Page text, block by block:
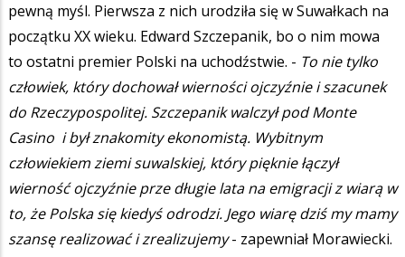
pewną myśl. Pierwsza z nich urodziła się w Suwałkach na
początku XX wieku. Edward Szczepanik, bo o nim mowa
to ostatni premier Polski na uchodźstwie. - To nie tylko
człowiek, który dochował wierności ojczyźnie i szacunek
do Rzeczypospolitej. Szczepanik walczył pod Monte
Casino i był znakomity ekonomistą. Wybitnym
człowiekiem ziemi suwalskiej, który pięknie łączył
wierność ojczyźnie prze długie lata na emigracji z wiarą w
to, że Polska się kiedyś odrodzi. Jego wiarę dziś my mamy
szansę realizować i zrealizujemy- zapewniał Morawiecki.